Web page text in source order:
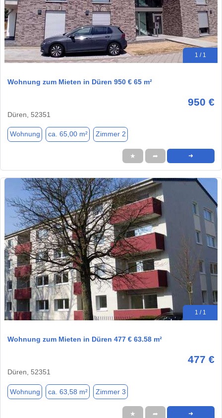
1 / 1
Wohnung zum Mieten in Düren 950 € 65 m²
950 €
Düren, 52351
Wohnung ca. 65,00 m² Zimmer 2
★ ➦ ➜
1 / 1
Wohnung zum Mieten in Düren 477 € 63.58 m²
477 €
Düren, 52351
Wohnung ca. 63,58 m² Zimmer 3
★ ➦ ➜